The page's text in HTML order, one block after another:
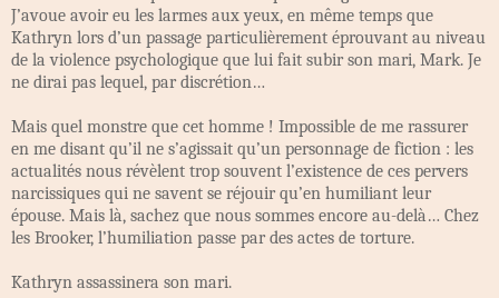
J’avoue avoir eu les larmes aux yeux, en même temps que
Kathryn lors d’un passage particulièrement éprouvant au niveau
de la violence psychologique que lui fait subir son mari, Mark. Je
ne dirai pas lequel, par discrétion…
Mais quel monstre que cet homme ! Impossible de me rassurer
en me disant qu’il ne s’agissait qu’un personnage de fiction : les
actualités nous révèlent trop souvent l’existence de ces pervers
narcissiques qui ne savent se réjouir qu’en humiliant leur
épouse. Mais là, sachez que nous sommes encore au-delà… Chez
les Brooker, l’humiliation passe par des actes de torture.
Kathryn assassinera son mari.